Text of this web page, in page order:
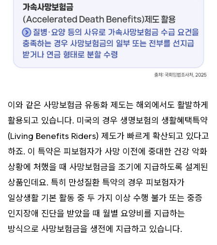
이와 같은 사망보험금 유동화 제도는 해외에서도 활발하게
활용되고 있습니다. 미국의 경우 생명보험의 생활혜택특약
(Living Benefits Riders) 제도가 빠르게 확산되고 있다고
하죠. 이 특약은 피보험자가 사망 이전에 중대한 건강 악화
상황에 처했을 때 사망보험금을 조기에 지급하도록 설계된
상품인데요. 특히 만성질환 특약의 경우 피보험자가
일상생활 기본 활동 중 두 가지 이상 수행 불가 또는 중증
인지장애 진단을 받았을 때 월별 요양비를 지급하는
방식으로 사망보험금을 생전에 지급하고 있습니다.